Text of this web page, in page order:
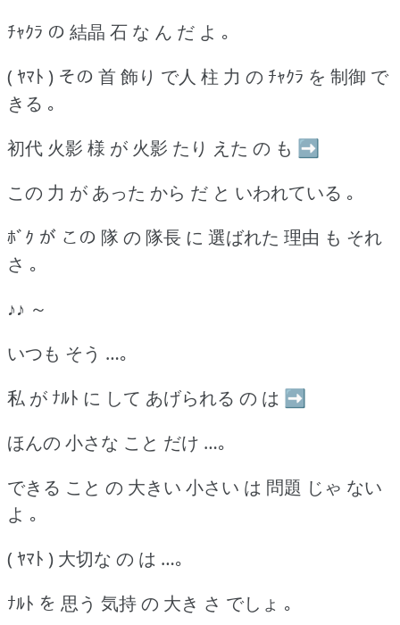
ﾁｬｸﾗ の 結晶 石 な ん だ よ ｡
( ﾔﾏﾄ ) その 首 飾り で人 柱 力 の ﾁｬｸﾗ を 制御 で
きる ｡
初代 火影 様 が 火影 たり えた の も ➡
この 力 が あった から だ と いわれている ｡
ﾎﾞｸ が この 隊 の 隊長 に 選ばれた 理由 も それ
さ ｡
♪♪ ～
いつも そう …｡
私 が ﾅﾙﾄ に して あげられる の は ➡
ほんの 小さな こと だけ …｡
できる こと の 大きい 小さい は 問題 じゃ ない
よ ｡
( ﾔﾏﾄ ) 大切な の は …｡
ﾅﾙﾄ を 思う 気持 の 大き さ でしょ ｡